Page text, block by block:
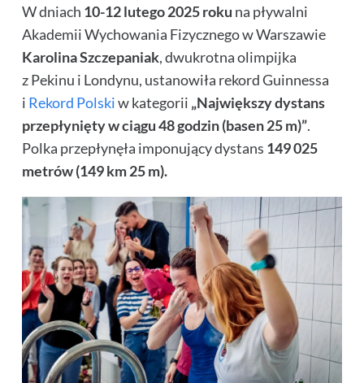
W dniach 10-12 lutego 2025 roku na pływalni
Akademii Wychowania Fizycznego w Warszawie
Karolina Szczepaniak, dwukrotna olimpijka
z Pekinu i Londynu, ustanowiła rekord Guinnessa
i Rekord Polskiw kategorii „Największy dystans
przepłynięty w ciągu 48 godzin (basen 25 m)”.
Polka przepłynęła imponujący dystans 149 025
metrów (149 km 25 m).